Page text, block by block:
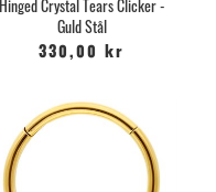
Hinged Crystal Tears Clicker -
Guld Stål
330,00 kr